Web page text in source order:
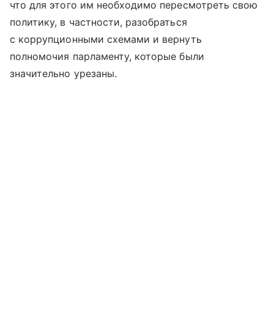
что для этого им необходимо пересмотреть свою
политику, в частности, разобраться
с коррупционными схемами и вернуть
полномочия парламенту, которые были
значительно урезаны.